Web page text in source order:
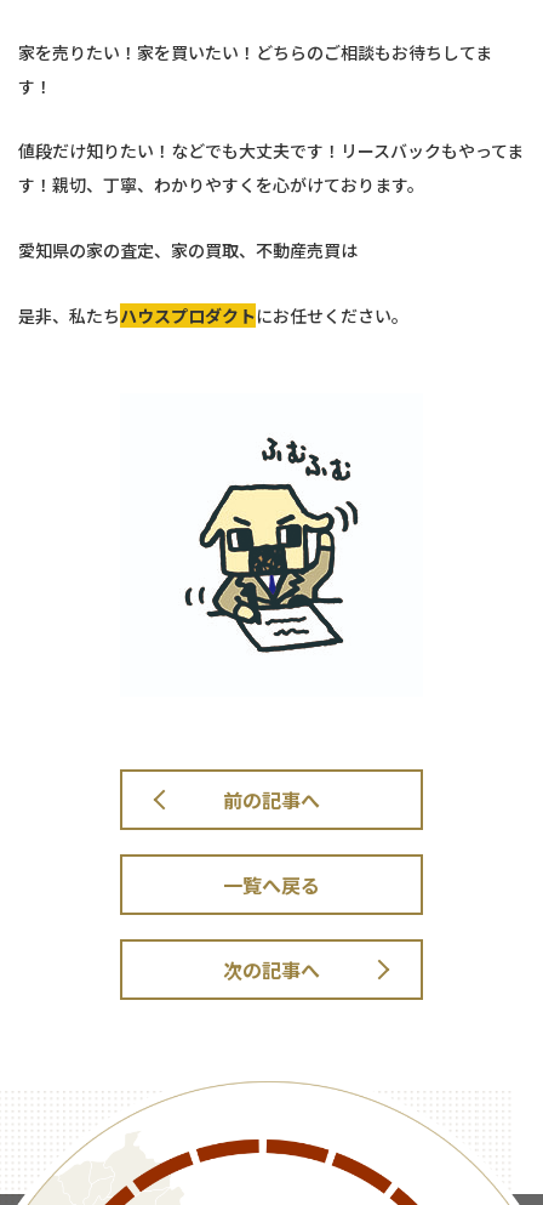
家を売りたい！家を買いたい！どちらのご相談もお待ちしてま
す！
値段だけ知りたい！などでも大丈夫です！リースバックもやってま
す！親切、丁寧、わかりやすくを心がけております。
愛知県の家の査定、家の買取、不動産売買は
是非、私たちハウスプロダクトにお任せください。
前の記事へ
一覧へ戻る
次の記事へ